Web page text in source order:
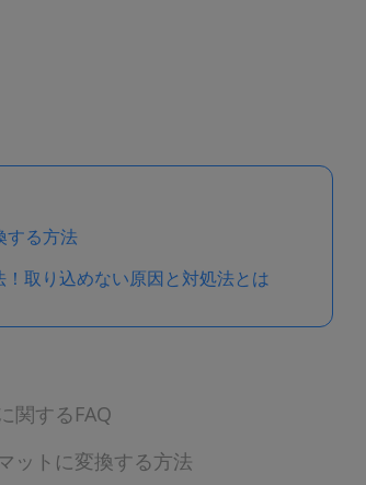
する方法
取り込めない原因と対処法とは
関するFAQ
ットに変換する方法